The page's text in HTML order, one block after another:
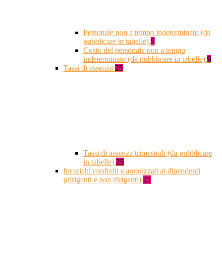
Personale non a tempo indeterminato (da
pubblicare in tabelle) 5
Costo del personale non a tempo
indeterminato (da pubblicare in tabelle) 9
Tassi di assenza 25
Tassi di assenza trimestrali (da pubblicare
in tabelle) 25
Incarichi conferiti e autorizzati ai dipendenti
(dirigenti e non dirigenti) 21